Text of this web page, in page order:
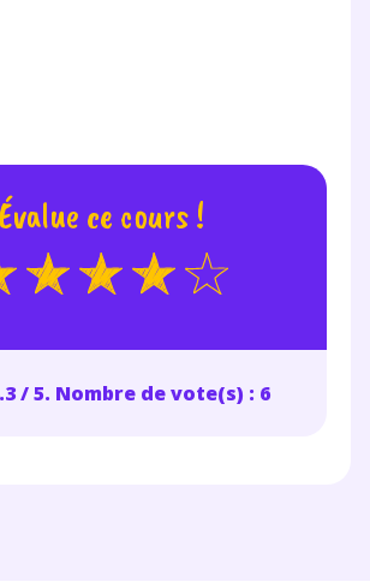
Évalue ce cours !
/ 5. Nombre de vote(s) : 6